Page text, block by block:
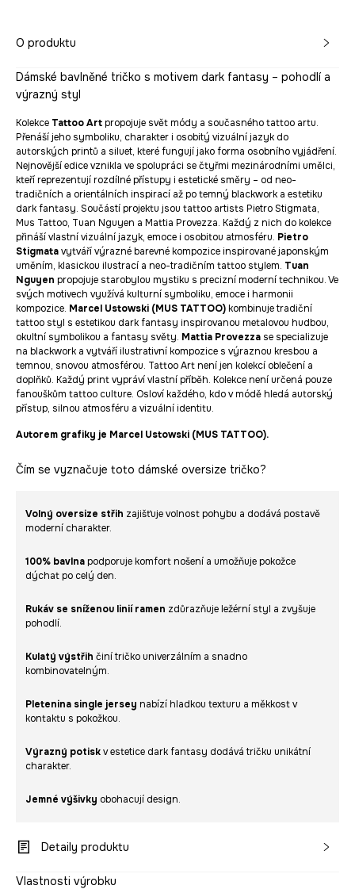
O produktu
Dámské bavlněné tričko s motivem dark fantasy – pohodlí a
výrazný styl
Kolekce Tattoo Artpropojuje svět módy a současného tattoo artu.
Přenáší jeho symboliku, charakter i osobitý vizuální jazyk do
autorských printů a siluet, které fungují jako forma osobního vyjádření.
Nejnovější edice vznikla ve spolupráci se čtyřmi mezinárodními umělci,
kteří reprezentují rozdílné přístupy i estetické směry – od neo-
tradičních a orientálních inspirací až po temný blackwork a estetiku
dark fantasy. Součástí projektu jsou tattoo artists Pietro Stigmata,
Mus Tattoo, Tuan Nguyen a Mattia Provezza. Každý z nich do kolekce
přináší vlastní vizuální jazyk, emoce i osobitou atmosféru. Pietro
Stigmatavytváří výrazné barevné kompozice inspirované japonským
uměním, klasickou ilustrací a neo-tradičním tattoo stylem. Tuan
Nguyen propojuje starobylou mystiku s precizní moderní technikou. Ve
svých motivech využívá kulturní symboliku, emoce i harmonii
kompozice. Marcel Ustowski (MUS TATTOO)kombinuje tradiční
tattoo styl s estetikou dark fantasy inspirovanou metalovou hudbou,
okultní symbolikou a fantasy světy. Mattia Provezza se specializuje
na blackwork a vytváří ilustrativní kompozice s výraznou kresbou a
temnou, snovou atmosférou. Tattoo Art není jen kolekcí oblečení a
doplňků. Každý print vypráví vlastní příběh. Kolekce není určená pouze
fanouškům tattoo culture. Osloví každého, kdo v módě hledá autorský
přístup, silnou atmosféru a vizuální identitu.
Autorem grafiky je Marcel Ustowski (MUS TATTOO).
Čím se vyznačuje toto dámské oversize tričko?
Volný oversize střih zajišťuje volnost pohybu a dodává postavě
moderní charakter.
100% bavlna podporuje komfort nošení a umožňuje pokožce
dýchat po celý den.
Rukáv se sníženou linií ramen zdůrazňuje ležérní styl a zvyšuje
pohodlí.
Kulatý výstřih činí tričko univerzálním a snadno
kombinovatelným.
Pletenina single jersey nabízí hladkou texturu a měkkost v
kontaktu s pokožkou.
Výrazný potiskv estetice dark fantasy dodává tričku unikátní
charakter.
Jemné výšivky obohacují design.
Detaily produktu
Vlastnosti výrobku